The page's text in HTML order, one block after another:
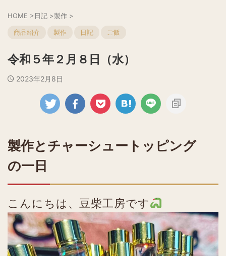
HOME >日記 >製作 >
商品紹介 製作 日記 ご飯
令和５年２月８日（水）
2023年2月8日
製作とチャーシュートッピング
の一日
こんにちは、豆柴工房です